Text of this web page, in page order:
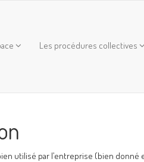
Les procédures collectives
utilisé par l’entreprise (bien